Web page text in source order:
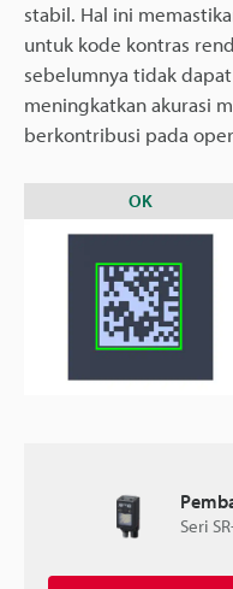
stabil. Hal ini
untuk kode kontras
sebelumnya tidak
meningkatkan akurasi
berkontribusi pada
OK
Seri